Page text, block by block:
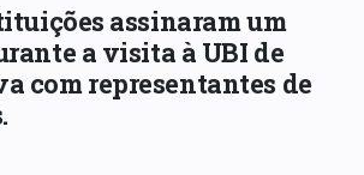
assinaram um
a visita à UBI de
com representantes de